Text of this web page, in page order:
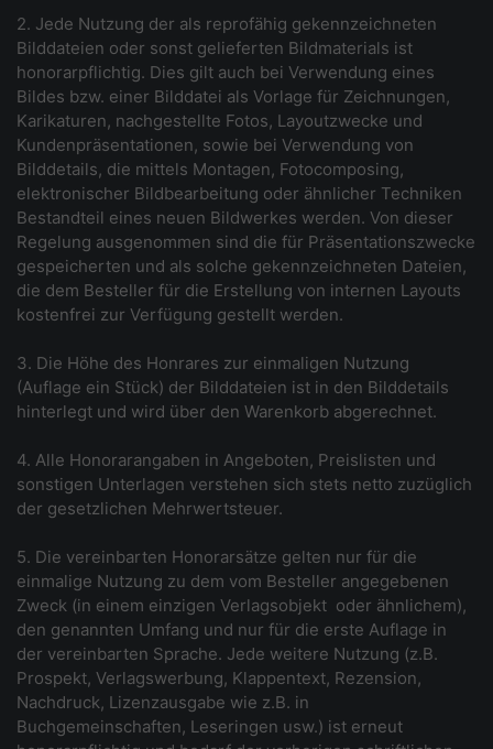
2. Jede Nutzung der als reprofähig gekennzeichneten
Bilddateien oder sonst gelieferten Bildmaterials ist
honorarpflichtig. Dies gilt auch bei Verwendung eines
Bildes bzw. einer Bilddatei als Vorlage für Zeichnungen,
Karikaturen, nachgestellte Fotos, Layoutzwecke und
Kundenpräsentationen, sowie bei Verwendung von
Bilddetails, die mittels Montagen, Fotocomposing,
elektronischer Bildbearbeitung oder ähnlicher Techniken
Bestandteil eines neuen Bildwerkes werden. Von dieser
Regelung ausgenommen sind die für Präsentationszwecke
gespeicherten und als solche gekennzeichneten Dateien,
die dem Besteller für die Erstellung von internen Layouts
kostenfrei zur Verfügung gestellt werden.
3. Die Höhe des Honrares zur einmaligen Nutzung
(Auflage ein Stück) der Bilddateien ist in den Bilddetails
hinterlegt und wird über den Warenkorb abgerechnet.
4. Alle Honorarangaben in Angeboten, Preislisten und
sonstigen Unterlagen verstehen sich stets netto zuzüglich
der gesetzlichen Mehrwertsteuer.
5. Die vereinbarten Honorarsätze gelten nur für die
einmalige Nutzung zu dem vom Besteller angegebenen
Zweck (in einem einzigen Verlagsobjekt ­ oder ähnlichem),
den genannten Umfang und nur für die erste Auflage in
der vereinbarten Sprache. Jede weitere Nutzung (z.B.
Prospekt, Verlagswerbung, Klappentext, Rezension,
Nachdruck, Lizenzausgabe wie z.B. in
Buchgemeinschaften, Leseringen usw.) ist erneut